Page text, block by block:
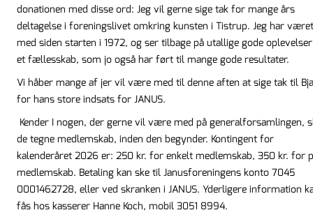
donationen med disse ord: Jeg vil gerne sige tak for mange års
deltagelse i foreningslivet omkring kunsten i Tistrup. Jeg har været
med siden starten i 1972, og ser tilbage på utallige gode
et fællesskab, som jo også har ført til mange gode resultater.
Vi håber mange af jer vil være med til denne aften at sige tak til
for hans store indsats for JANUS.
Kender I nogen, der gerne vil være med på generalforsamlingen,
de tegne medlemskab, inden den begynder. Kontingent for
kalenderåret 2026 er: 250 kr. for enkelt medlemskab, 350 kr. for
medlemskab. Betaling kan ske til Janusforeningens konto 7045
0001462728, eller ved skranken i JANUS. Yderligere information
fås hos kasserer Hanne Koch, mobil 3051 8994.